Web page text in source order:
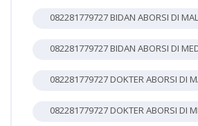
082281779727 BIDAN ABORSI DI
082281779727 BIDAN ABORSI DI
082281779727 DOKTER ABORSI DI
082281779727 DOKTER ABORSI DI